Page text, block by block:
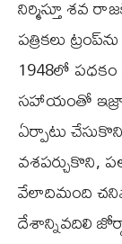
నిర్మిస్తూ శవ
పత్రికలు
1948లో
సహాయంతో
ఏర్పాటు
వశపర్చుకొని,
వేలాదిమంది
దేశాన్నివదిలి